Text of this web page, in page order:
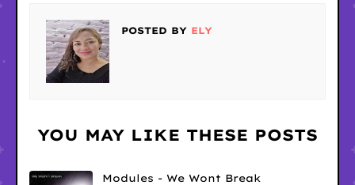
POSTED BY ELY
YOU MAY LIKE THESE POSTS
Modules - We Wont Break